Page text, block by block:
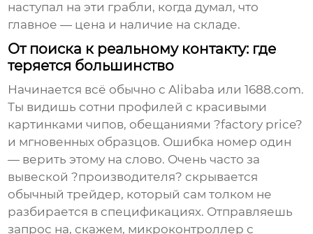
наступал на эти грабли, когда думал, что
главное — цена и наличие на складе.
От поиска к реальному контакту: где
теряется большинство
Начинается всё обычно с Alibaba или 1688.com.
Ты видишь сотни профилей с красивыми
картинками чипов, обещаниями ?factory price?
и мгновенных образцов. Ошибка номер один
— верить этому на слово. Очень часто за
вывеской ?производителя? скрывается
обычный трейдер, который сам толком не
разбирается в спецификациях. Отправляешь
запрос на, скажем, микроконтроллер с